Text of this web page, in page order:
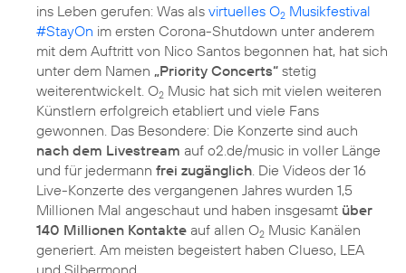
ins Leben gerufen: Was als virtuelles O2 Musikfestival
#StayOn im ersten Corona-Shutdown unter anderem
mit dem Auftritt von Nico Santos begonnen hat, hat sich
unter dem Namen „Priority Concerts“ stetig
weiterentwickelt. O2 Music hat sich mit vielen weiteren
Künstlern erfolgreich etabliert und viele Fans
gewonnen. Das Besondere: Die Konzerte sind auch
nach dem Livestream auf o2.de/music in voller Länge
und für jedermann frei zugänglich . Die Videos der 16
Live-Konzerte des vergangenen Jahres wurden 1,5
Millionen Mal angeschaut und haben insgesamt über
140 Millionen Kontakte auf allen O2 Music Kanälen
generiert. Am meisten begeistert haben Clueso, LEA
und Silbermond.